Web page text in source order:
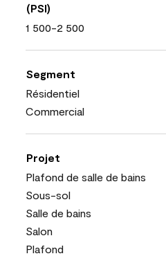
(PSI)
1 500-2 500
Segment
Résidentiel
Commercial
Projet
Plafond de salle de bains
Sous-sol
Salle de bains
Salon
Plafond